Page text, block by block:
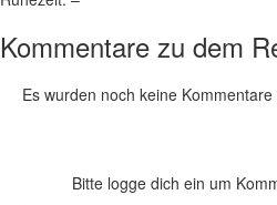
Kommentare zu dem
Es wurden noch keine
Bitte logge dich ein um